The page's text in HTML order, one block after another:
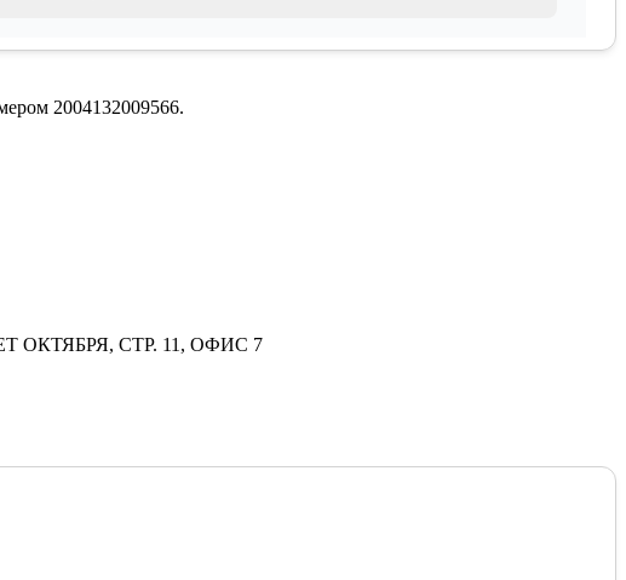
2004132009566.
ОКТЯБРЯ, СТР. 11, ОФИС 7